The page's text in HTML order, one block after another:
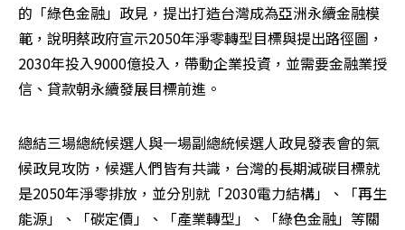
的「綠色金融」政見，提出打造台灣成為亞洲永續金融模
範，說明蔡政府宣示2050年淨零轉型目標與提出路徑圖，
2030年投入9000億投入，帶動企業投資，並需要金融業授
信、貸款朝永續發展目標前進。
總結三場總統候選人與一場副總統候選人政見發表會的氣
候政見攻防，候選人們皆有共識，台灣的長期減碳目標就
是2050年淨零排放，並分別就「2030電力結構」、「再生
能源」、「碳定價」、「產業轉型」、「綠色金融」等關